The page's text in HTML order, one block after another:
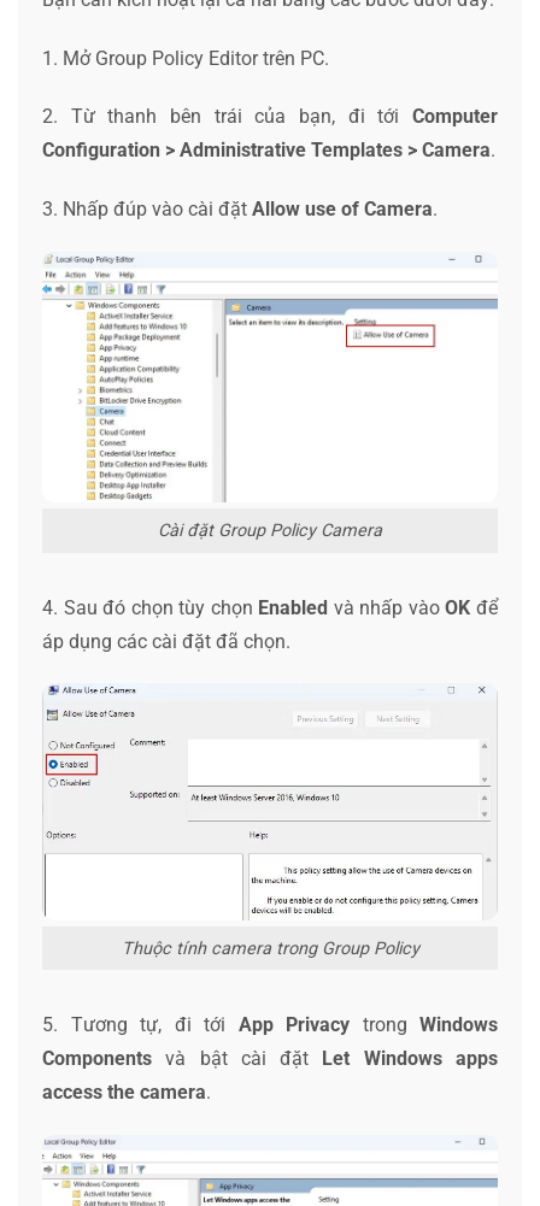
1. Mở Group Policy Editor trên PC.
2. Từ thanh bên trái của bạn, đi tới Computer
Configuration > Administrative Templates > Camera.
3. Nhấp đúp vào cài đặt Allow use of Camera.
Cài đặt Group Policy Camera
4. Sau đó chọn tùy chọn Enabled và nhấp vàoOK để
áp dụng các cài đặt đã chọn.
Thuộc tính camera trong Group Policy
5. Tương tự, đi tới App Privacy trong Windows
Components và bật cài đặt Let Windows apps
access the camera.